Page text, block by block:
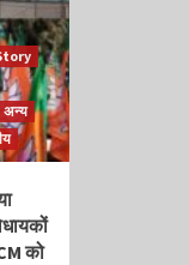
अन्य
को